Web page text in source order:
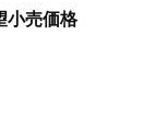
小売価格